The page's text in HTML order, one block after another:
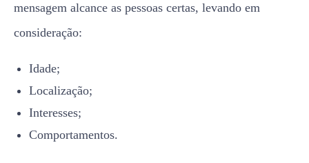
mensagem alcance as pessoas certas, levando em
consideração:
Idade;
Localização;
Interesses;
Comportamentos.